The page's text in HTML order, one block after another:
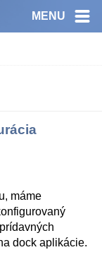
MENU
máme
dock aplikácie.